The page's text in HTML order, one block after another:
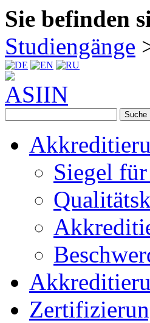
Sie befinden
Studiengänge
Siegel